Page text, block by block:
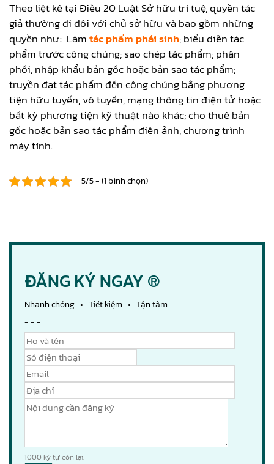
Theo liệt kê tại Điều 20 Luật Sở hữu trí tuệ, quyền tác
giả thường đi đôi với chủ sở hữu và bao gồm những
quyền như: Làmtác phẩm phái sinh; biểu diễn tác
phẩm trước công chúng; sao chép tác phẩm; phân
phối, nhập khẩu bản gốc hoặc bản sao tác phẩm;
truyền đạt tác phẩm đến công chúng bằng phương
tiện hữu tuyến, vô tuyến, mạng thông tin điện tử hoặc
bất kỳ phương tiện kỹ thuật nào khác; cho thuê bản
gốc hoặc bản sao tác phẩm điện ảnh, chương trình
máy tính.
5/5 - (1 bình chọn)
ĐĂNG KÝ NGAY ®
Nhanh chóng • Tiết kiệm • Tận tâm
- - -
1000 ký tự còn lại.